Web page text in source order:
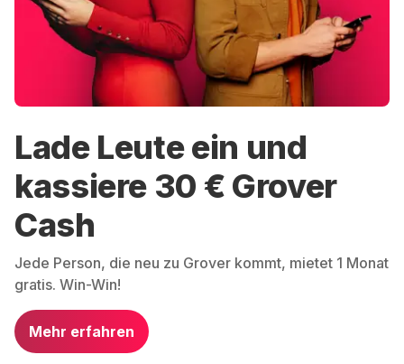
Lade Leute ein und
kassiere 30 € Grover
Cash
Jede Person, die neu zu Grover kommt, mietet 1 Monat
gratis. Win-Win!
Mehr erfahren